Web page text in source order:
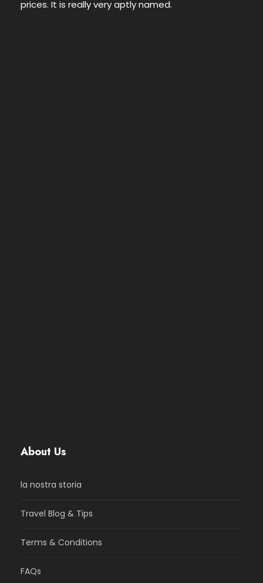
prices. It is really very aptly named.
About Us
la nostra storia
Travel Blog & Tips
Terms & Conditions
FAQs